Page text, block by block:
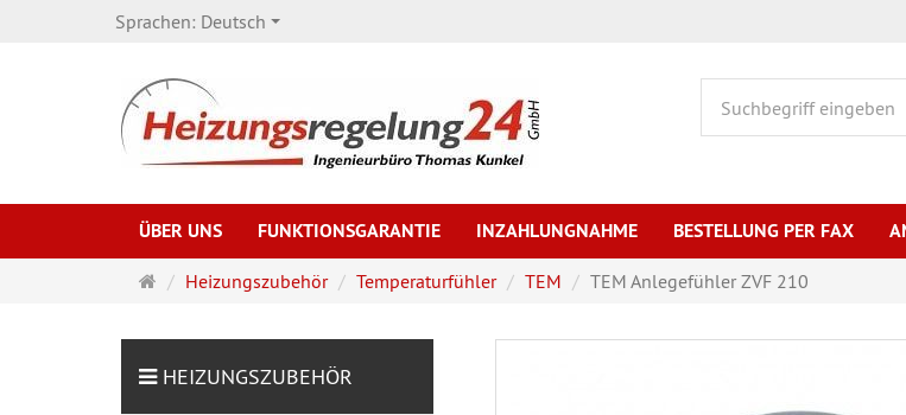
Sprachen: Deutsch
ÜBER UNS FUNKTIONSGARANTIE INZAHLUNGNAHME BESTELLUNG PER FAX
Startseite
Heizungszubehör Temperaturfühler TEM TEM Anlegefühler ZVF 210
HEIZUNGSZUBEHÖR